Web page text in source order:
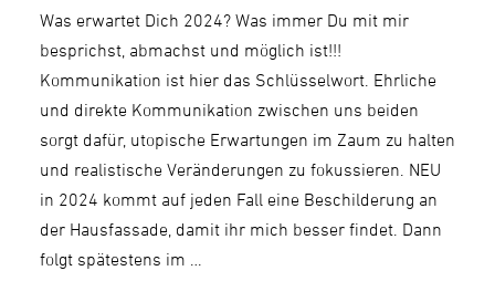
Was erwartet Dich 2024? Was immer Du mit mir
besprichst, abmachst und möglich ist!!!
Kommunikation ist hier das Schlüsselwort. Ehrliche
und direkte Kommunikation zwischen uns beiden
sorgt dafür, utopische Erwartungen im Zaum zu halten
und realistische Veränderungen zu fokussieren. NEU
in 2024 kommt auf jeden Fall eine Beschilderung an
der Hausfassade, damit ihr mich besser findet. Dann
folgt spätestens im …